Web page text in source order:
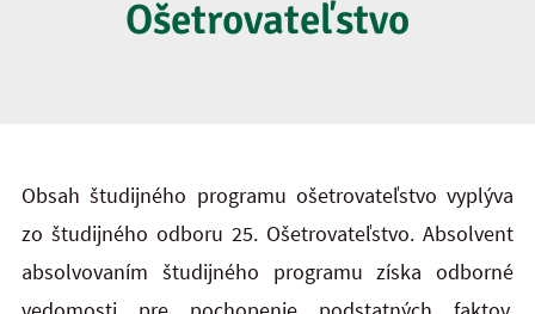
Ošetrovateľstvo
Obsah študijného programu ošetrovateľstvo vyplýva
zo študijného odboru 25. Ošetrovateľstvo. Absolvent
absolvovaním študijného programu získa odborné